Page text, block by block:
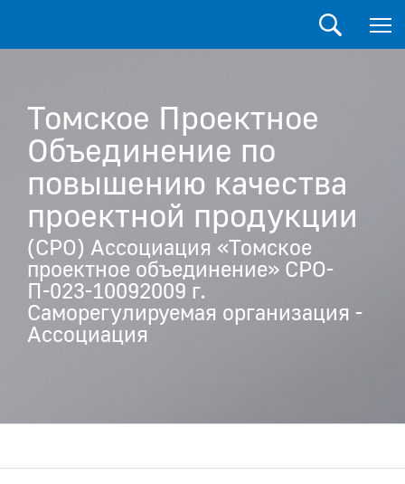
Томское Проектное
Объединение по
повышению качества
проектной продукции
(СРО) Ассоциация «Томское
проектное объединение» СРО-
П-023-10092009 г.
Саморегулируемая организация -
Ассоциация